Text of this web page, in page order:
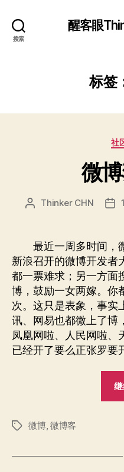
搜索
醒客眼
标签
社
微
文
者
Thinker CHN
发
期
最近一周多时间，
新浪召开的微博开发者
都一票难求；另一方面
博，鼓励一女两嫁。你
次。这只是表象，事实
讯、网易也都微上了博
凤凰网啦、人民网啦、
已经开了要么正张罗要
标
微博, 微博客